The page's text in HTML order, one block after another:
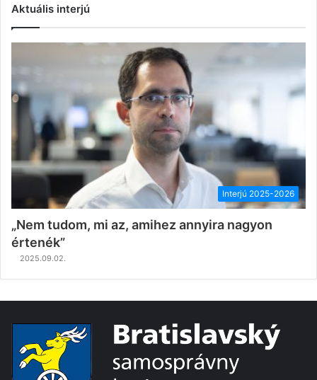
Aktuális interjú
Interjú 2025-2026
„Nem tudom, mi az, amihez annyira nagyon
értenék”
2025.09.02.